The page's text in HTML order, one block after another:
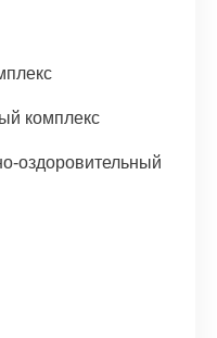
комплекс
оздоровительный